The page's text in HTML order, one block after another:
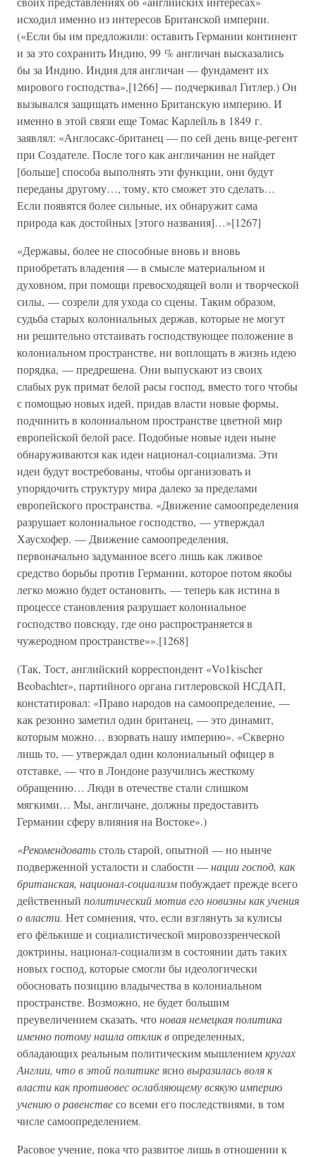
исходил именно из интересов Британской империи.
(«Если бы им предложили: оставить Германии континент
и за это сохранить Индию, 99 % англичан высказались
бы за Индию. Индия для англичан — фундамент их
мирового господства»,[1266] — подчеркивал Гитлер.) Он
вызывался защищать именно Британскую империю. И
именно в этой связи еще Томас Карлейль в 1849 г.
заявлял: «Англосакс-британец — по сей день вице-регент
при Создателе. После того как англичанин не найдет
[больше] способа выполнять эти функции, они будут
переданы другому…, тому, кто сможет это сделать…
Если появятся более сильные, их обнаружит сама
природа как достойных [этого названия]…»[1267]
«Державы, более не способные вновь и вновь
приобретать владения — в смысле материальном и
духовном, при помощи превосходящей воли и творческой
силы, — созрели для ухода со сцены. Таким образом,
судьба старых колониальных держав, которые не могут
ни решительно отстаивать господствующее положение в
колониальном пространстве, ни воплощать в жизнь идею
порядка, — предрешена. Они выпускают из своих
слабых рук примат белой расы господ, вместо того чтобы
с помощью новых идей, придав власти новые формы,
подчинить в колониальном пространстве цветной мир
европейской белой расе. Подобные новые идеи ныне
обнаруживаются как идеи национал-социализма. Эти
идеи будут востребованы, чтобы организовать и
упорядочить структуру мира далеко за пределами
европейского пространства. «Движение самоопределения
разрушает колониальное господство, — утверждал
Хаусхофер. — Движение самоопределения,
первоначально задуманное всего лишь как лживое
средство борьбы против Германии, которое потом якобы
легко можно будет остановить, — теперь как истина в
процессе становления разрушает колониальное
господство повсюду, где оно распространяется в
чужеродном пространстве»».[1268]
(Так, Тост, английский корреспондент «Vo1kischer
Beobachter», партийного органа гитлеровской НСДАП,
констатировал: «Право народов на самоопределение, —
как резонно заметил один британец, — это динамит,
которым можно… взорвать нашу империю». «Скверно
лишь то, — утверждал один колониальный офицер в
отставке, — что в Лондоне разучились жесткому
обращению… Люди в отечестве стали слишком
мягкими… Мы, англичане, должны предоставить
Германии сферу влияния на Востоке».)
«Рекомендоватьстоль старой, опытной — но нынче
подверженной усталости и слабости —нации господ, как
британская, национал-социализмпобуждает прежде всего
действенный политический мотив его новизны как учения
о власти. Нет сомнения, что, если взглянуть за кулисы
его фёлькише и социалистической мировоззренческой
доктрины, национал-социализм в состоянии дать таких
новых господ, которые смогли бы идеологически
обосновать позицию владычества в колониальном
пространстве. Возможно, не будет большим
преувеличением сказать, чтоновая немецкая политика
именно потому нашла отклик вопределенных,
обладающих реальным политическим мышлениемкругах
Англии, что в этой политикеясновыразилась воля к
власти как противовес ослабляющему всякую империю
учению о равенствесо всеми его последствиями, в том
числе самоопределением.
Расовое учение, пока что развитое лишь в отношении к